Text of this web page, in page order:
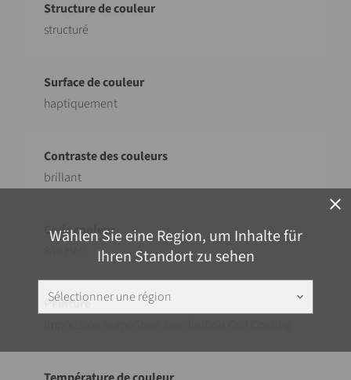
close
Wählen Sie eine Region, um Inhalte für
Ihren Standort zu sehen
Sélectionner une région keyboard_arrow_down
structuré
haptiquement
brillant